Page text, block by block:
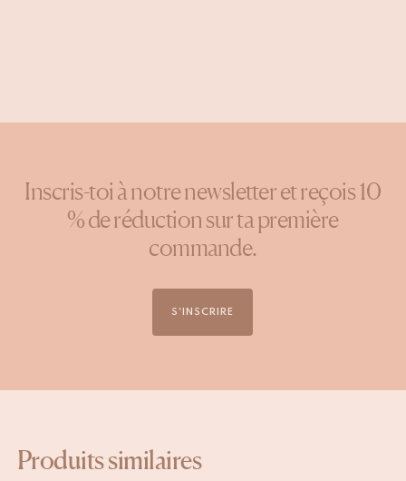
Inscris-toi à notre newsletter et reçois 10
% de réduction sur ta première
commande.
S'INSCRIRE
Produits similaires